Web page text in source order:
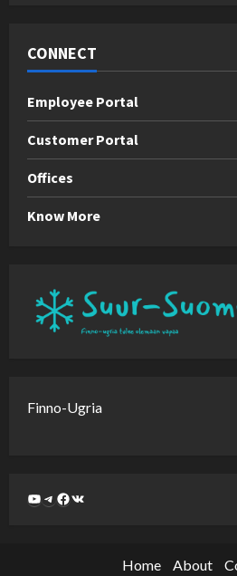
CONNECT
Employee Portal
Customer Portal
Offices
Know More
Finno-Ugria
Home About